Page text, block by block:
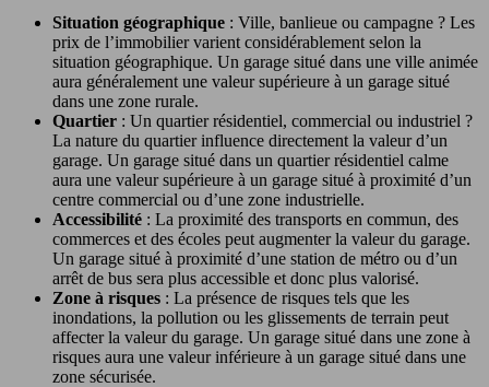
Situation géographique : Ville, banlieue ou campagne ? Les
prix de l’immobilier varient considérablement selon la
situation géographique. Un garage situé dans une ville animée
aura généralement une valeur supérieure à un garage situé
dans une zone rurale.
Quartier : Un quartier résidentiel, commercial ou industriel ?
La nature du quartier influence directement la valeur d’un
garage. Un garage situé dans un quartier résidentiel calme
aura une valeur supérieure à un garage situé à proximité d’un
centre commercial ou d’une zone industrielle.
Accessibilité : La proximité des transports en commun, des
commerces et des écoles peut augmenter la valeur du garage.
Un garage situé à proximité d’une station de métro ou d’un
arrêt de bus sera plus accessible et donc plus valorisé.
Zone à risques : La présence de risques tels que les
inondations, la pollution ou les glissements de terrain peut
affecter la valeur du garage. Un garage situé dans une zone à
risques aura une valeur inférieure à un garage situé dans une
zone sécurisée.